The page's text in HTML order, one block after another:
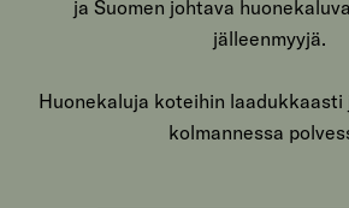
ja Suomen johtava
jälleenmyyjä.
Huonekaluja koteihin
kolmannessa